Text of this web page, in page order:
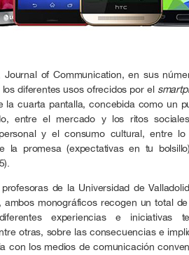
Journal of Communication, en sus
diferentes usos ofrecidos por el
la cuarta pantalla, concebida como un
entre el mercado y los ritos
y el consumo cultural, entre
la promesa (expectativas en tu
de la Universidad de
ambos monográficos recogen un total
experiencias e iniciativas
otras, sobre las consecuencias e
con los medios de comunicación